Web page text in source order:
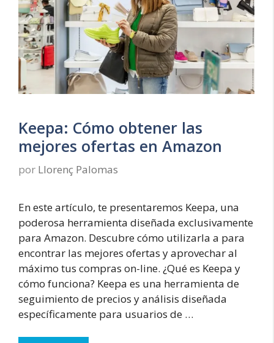
Keepa: Cómo obtener las
mejores ofertas en Amazon
por Llorenç Palomas
En este artículo, te presentaremos Keepa, una
poderosa herramienta diseñada exclusivamente
para Amazon. Descubre cómo utilizarla a para
encontrar las mejores ofertas y aprovechar al
máximo tus compras on-line. ¿Qué es Keepa y
cómo funciona? Keepa es una herramienta de
seguimiento de precios y análisis diseñada
específicamente para usuarios de …